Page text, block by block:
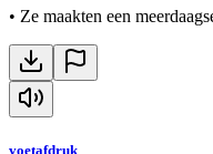
• Ze maakten een
voetafdruk